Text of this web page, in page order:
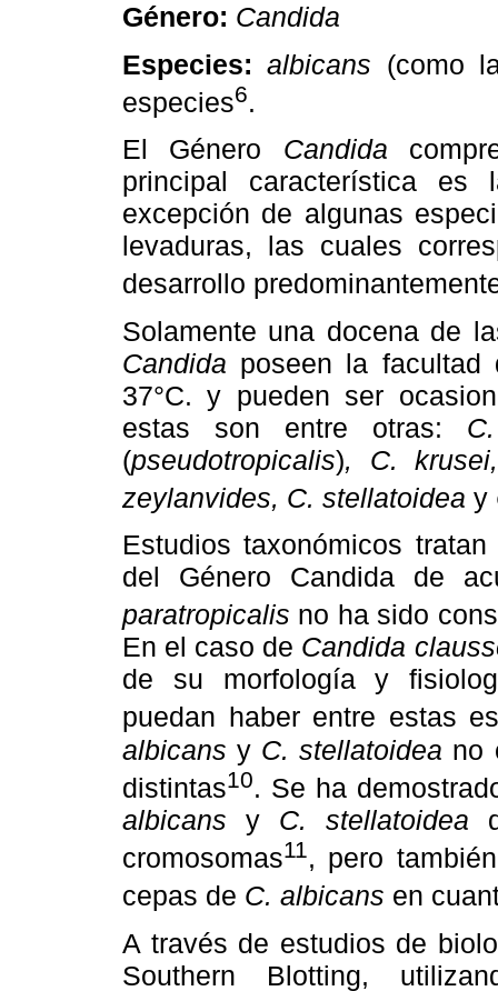
Género: Candida
Especies: albicans (como
especies6.
El Género Candida
principal característica
excepción de algunas
levaduras, las cuales
desarrollo
Solamente una docena de
Candida poseen la facultad
37°C. y pueden ser
estas son entre otras:
(pseudotropicalis), C.
zeylanvides, C. stellatoidea y
Estudios taxonómicos
del Género Candida de
paratropicalis no ha sido
En el caso de Candida
de su morfología y
puedan haber entre estas
albicansy C. stellatoidea no
distintas10. Se ha
albicansy C. stellatoidea
cromosomas11, pero
cepas de C. albicans en
A través de estudios de
Southern Blotting,